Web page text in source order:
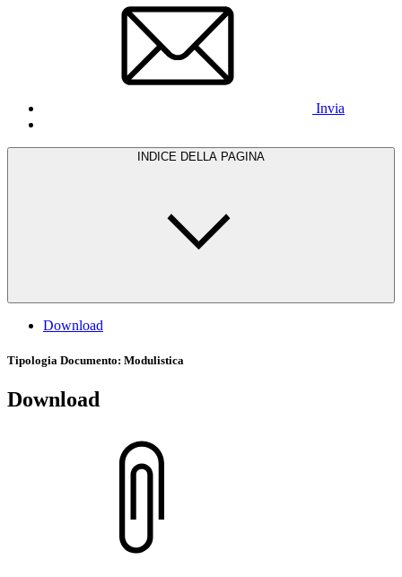
Invia
INDICE DELLA PAGINA
Download
Tipologia Documento: Modulistica
Download